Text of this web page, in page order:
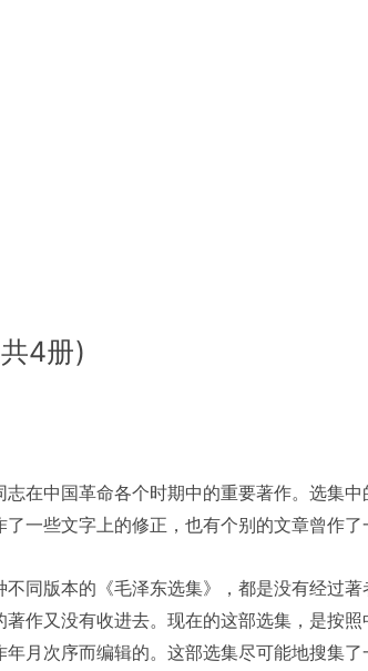
4册)
在中国革命各个时期中的重要著作。选集
一些文字上的修正，也有个别的文章曾作了
同版本的《毛泽东选集》，都是没有经过著
作又没有收进去。现在的这部选集，是按
月次序而编辑的。这部选集尽可能地搜集